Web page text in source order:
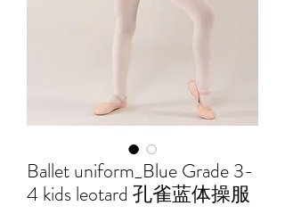
Ballet uniform_Blue Grade 3-
4 kids leotard 孔雀蓝体操服